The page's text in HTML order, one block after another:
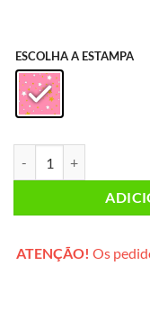
ESCOLHA A ESTAMPA
ATENÇÃO! Os